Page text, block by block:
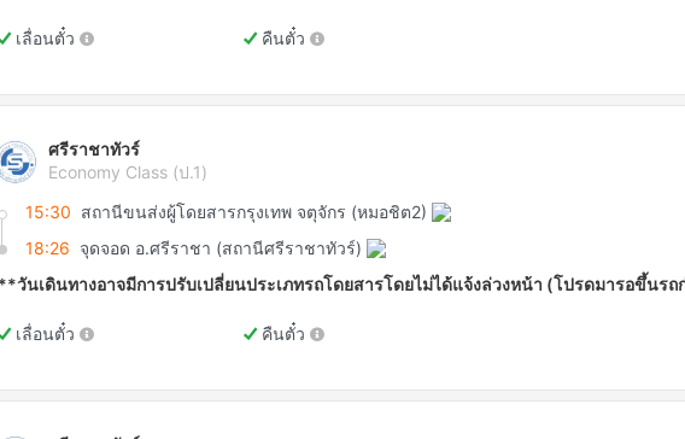
เลื่อนตั๋ว คืนตั๋ว
ศรีราชาทัวร์
Economy Class (ป.1)
15:30 สถานีขนส่งผู้โดยสารกรุงเทพ จตุจักร (หมอชิต2)
18:26 จุดจอด อ.ศรีราชา (สถานีศรีราชาทัวร์)
วันเดินทางอาจมีการปรับเปลี่ยนประเภทรถโดยสารโดยไม่ได้แจ้งล่วงหน้า (โปรดมารอขึ้นรถ
เลื่อนตั๋ว คืนตั๋ว